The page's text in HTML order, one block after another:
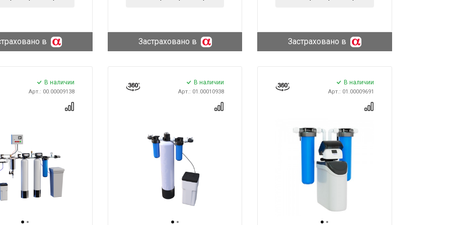
в Застраховано в Застраховано в
В наличии
Арт.: 00.00009138
В наличии
Арт.: 01.00010938
В наличии
Арт.: 01.00009691